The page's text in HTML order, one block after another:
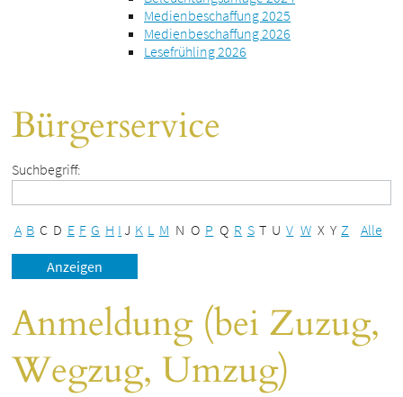
Medienbeschaffung 2025
Medienbeschaffung 2026
Lesefrühling 2026
Bürgerservice
Suchbegriff:
A B C D E F G H I J K L M N O P Q R S T U V W X Y Z Alle
Anmeldung (bei Zuzug,
Wegzug, Umzug)